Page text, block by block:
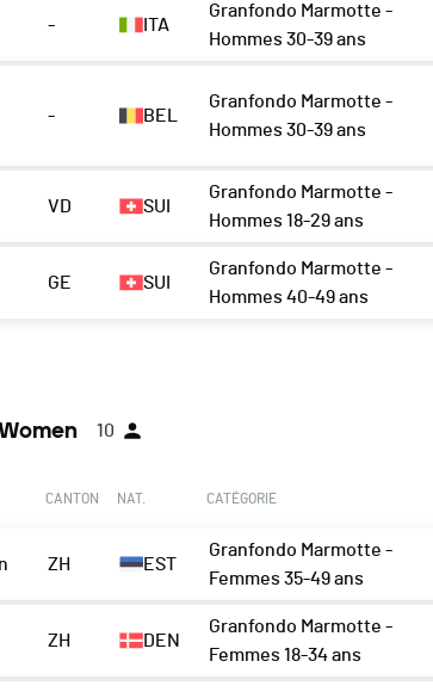
- ITA
Granfondo Marmotte -
Hommes 30-39 ans
- BEL
Granfondo Marmotte -
Hommes 30-39 ans
VD SUI
Granfondo Marmotte -
Hommes 18-29 ans
GE SUI
Granfondo Marmotte -
Hommes 40-49 ans
10
CANTON NAT. CATÉGORIE
ZH EST
Granfondo Marmotte -
Femmes 35-49 ans
ZH DEN
Granfondo Marmotte -
Femmes 18-34 ans